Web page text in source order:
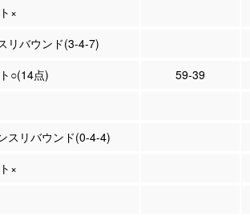
×
リバウンド(3-4-7)
○(14点)
59-39
スリバウンド(0-4-4)
×